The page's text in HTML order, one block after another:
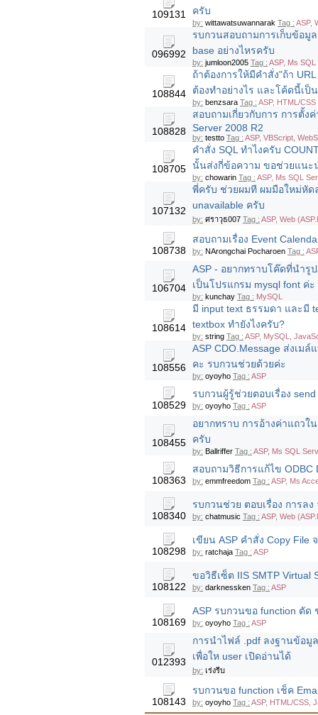
109131
ครับ
by: wittawatsuwannarak Tag : ASP,
096992
รบกวนสอบถามการเก็บข้อมู
base อย่างไหรครับ
by: jumloon2005 Tag : ASP, Ms
108844
ถ้าต้องการให้มีคำสั่ง"ถ้า
ต้องทำอย่างไร และโค้ดนี้เป็
by: benzsara Tag : ASP, HTML/CSS
108828
สอบถามเกี่ยวกับการ การตั้ง
Server 2008 R2
by: testto Tag : ASP, VBScript,
108705
คำสั่ง SQL ทำไงครับ
นั้นส่งกี่ข้อความ ขอช่วยแนะ
by: chowarin Tag : ASP, Ms SQL
107132
พี่ครับ ช่วยผมที ผมมือใหม่หัด
unavailable ครับ
by: ศราวุธ007 Tag : ASP, Web
108738
สอบถามเรื่อง Event
by: NArongchai Pocharoen Tag :
106704
ASP - อยากทราบโค๊ดที่นำ
เป็นโปรแกรม mysql font ค่ะ
by: kunchay Tag : MySQL
108614
มี input text ธรรมดา และมี
textbox ทำยังไงครับ?
by: string Tag : ASP, MySQL,
108556
ASP CDO.Message ส่งเม
คะ รบกวนช่วยด้วยค่ะ
by: oyoyho Tag : ASP
108529
รบกวนผู้รู้ช่วยตอบเรื่อง
by: oyoyho Tag : ASP
108455
อยากทราบ การอ้างค่าแถวใ
ครับ
by: Ballriffer Tag : ASP, Ms SQL
108363
สอบถามวิธีการแก้ไข ODBC
by: emmfreedom Tag : ASP, Ms
108340
รบกวนช่วย ตอบเรื่อง การล
by: chatmusic Tag : ASP, Web
108298
เขียน ASP คำสั่ง Copy File
by: ratchaja Tag : ASP
108122
ขอวิธีเซ็ต IIS SMTP Virtual
by: darknessken Tag : ASP
108169
ASP รบกวนขอ function ตัด
by: oyoyho Tag : ASP
012393
การนำไฟล์ .pdf ลงฐานข้อมู
เพื่อให user เปิดอ่านได้
by: เร่งรีบ
108143
รบกวนขอ function เช็ค
by: oyoyho Tag : ASP, HTML/CSS,